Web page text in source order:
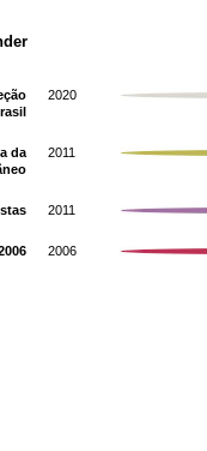
2020
da
2011
2011
2006